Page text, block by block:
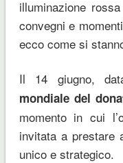
illuminazione
convegni e
ecco come si
Il 14 giugno,
mondiale del
momento in cui
invitata a prestare
unico e strategico.